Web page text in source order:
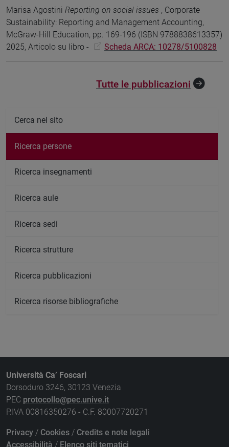
Marisa Agostini Reporting on social issues , Corporate
Sustainability: Reporting and Management Accounting,
McGraw-Hill Education, pp. 169-196 (ISBN 9788838613357)
2025, Articolo su libro -
Scheda ARCA: 10278/5100828
Tutte le pubblicazioni
Cerca nel sito
Ricerca persone
Ricerca insegnamenti
Ricerca aule
Ricerca sedi
Ricerca strutture
Ricerca pubblicazioni
Ricerca risorse bibliografiche
Università Ca’ Foscari
Dorsoduro 3246, 30123 Venezia
PEC protocollo@pec.unive.it
P.IVA 00816350276 - C.F. 80007720271
Privacy / Cookies / Credits e note legali
Accessibilità / Elenco siti tematici